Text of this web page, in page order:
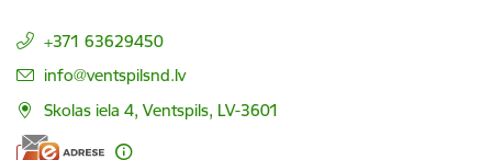
+371 63629450
E-pasts:
info@ventspilsnd.lv
Skolas iela 4, Ventspils, LV-3601